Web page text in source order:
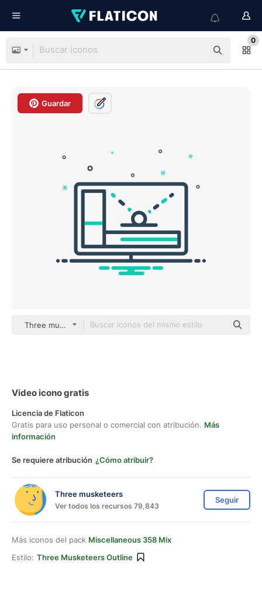
0
Guardar
Three musketeers outline
Video icono gratis
Licencia de Flaticon
Gratis para uso personal o comercial con atribución. Más
información
Se requiere atribución ¿Cómo atribuir?
Three musketeers
Ver todos los recursos 79,843
Seguir
Más iconos del pack Miscellaneous 358 Mix
Estilo: Three Musketeers Outline